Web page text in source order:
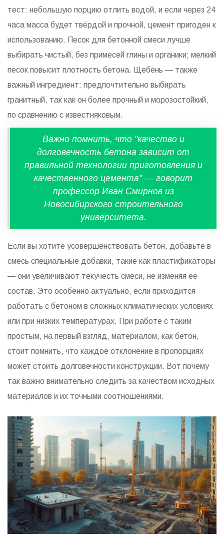
тест: небольшую порцию отлить водой, и если через 24
часа масса будет твёрдой и прочной, цемент пригоден к
использованию. Песок для бетонной смеси лучше
выбирать чистый, без примесей глины и органики; мелкий
песок повысит плотность бетона. Щебень — также
важный ингредиент: предпочтительно выбирать
гранитный, так как он более прочный и морозостойкий,
по сравнению с известняковым.
Важно помнить, что "качество и
долговечность бетона зависит от
правильной технологии приготовления и
качественного цемента" — говорит
профессор Иван Смирнов из
Новосибирского строительного
университета.
Если вы хотите усовершенствовать бетон, добавьте в
смесь специальные добавки, такие как пластификаторы
— они увеличивают текучесть смеси, не изменяя её
состав. Это особенно актуально, если приходится
работать с бетоном в сложных климатических условиях
или при низких температурах. При работе с таким
простым, на первый взгляд, материалом, как бетон,
стоит помнить, что каждое отклонение в пропорциях
может стоить долговечности конструкции. Вот почему
так важно внимательно следить за качеством исходных
материалов и их точными соотношениями.